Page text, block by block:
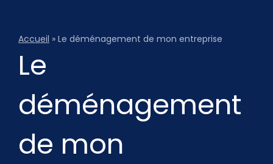
Accueil » Le déménagement de mon entreprise
Le
déménagement
de mon